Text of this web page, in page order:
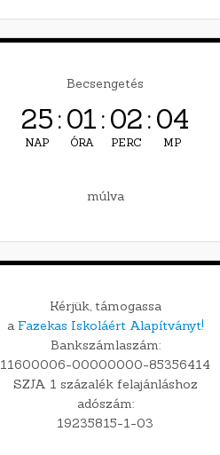
Becsengetés
25
NAP
:01
ÓRA
:02
PERC
:03
MP
múlva
Kérjük, támogassa
a Fazekas Iskoláért Alapítványt!
Bankszámlaszám:
11600006-00000000-85356414
SZJA 1 százalék felajánláshoz
adószám:
19235815-1-03